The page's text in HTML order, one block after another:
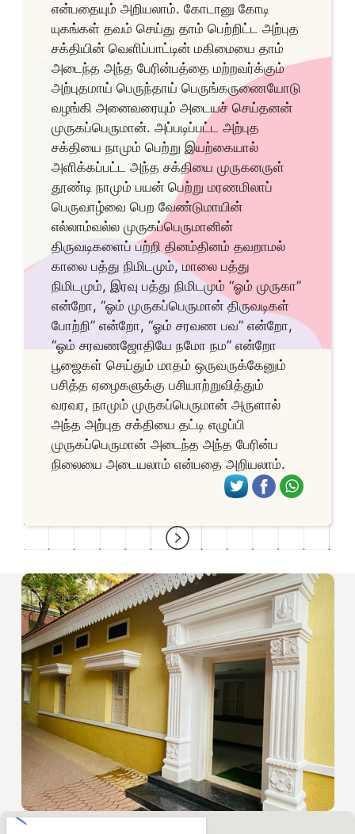
என்பதையும் அறியலாம். கோடானு கோடி
யுகங்கள் தவம் செய்து தாம் பெற்றிட்ட அற்புத
சக்தியின் வெளிப்பாட்டின் மகிமையை தாம்
அடைந்த அந்த பேரின்பத்தை மற்றவர்க்கும்
அற்புதமாய் பெருந்தாய் பெருங்கருணையோடு
வழங்கி அனைவரையும் அடையச் செய்தனன்
முருகப்பெருமான். அப்படிப்பட்ட அற்புத
சக்தியை நாமும் பெற்று இயற்கையால்
அளிக்கப்பட்ட அந்த சக்தியை முருகனருள்
தூண்டி நாமும் பயன் பெற்று மரணமிலாப்
பெருவாழ்வை பெற வேண்டுமாயின்
எல்லாம்வல்ல முருகப்பெருமானின்
திருவடிகளைப் பற்றி தினம்தினம் தவறாமல்
காலை பத்து நிமிடமும், மாலை பத்து
நிமிடமும், இரவு பத்து நிமிடமும் “ஓம் முருகா”
என்றோ, “ஓம் முருகப்பெருமான் திருவடிகள்
போற்றி” என்றோ, “ஓம் சரவண பவ” என்றோ,
“ஓம் சரவணஜோதியே நமோ நம” என்றோ
பூஜைகள் செய்தும் மாதம் ஒருவருக்கேனும்
பசித்த ஏழைகளுக்கு பசியாற்றுவித்தும்
வரவர, நாமும் முருகப்பெருமான் அருளால்
அந்த அற்புத சக்தியை தட்டி எழுப்பி
முருகப்பெருமான் அடைந்த அந்த பேரின்ப
நிலையை அடையலாம் என்பதை அறியலாம்.